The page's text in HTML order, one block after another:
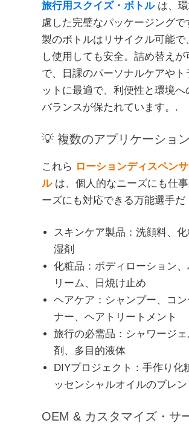
旅行用スクイズ・ボトル は、
慮した完璧なパッケージングで
製のボトルはリサイクル可能で
し使用しても安全。詰め替えが
で、日課のパーソナルケアやト
ットに最適で、利便性と環境へ
バランスが保たれています。.
💡 複数のアプリケーション
これら ローションディスペン
ルは、個人的なニーズにも仕
ーズにも対応できる万能選手だ
スキンケア製品：洗顔料、
湿剤
化粧品：ボディローション、
リーム、日焼け止め
ヘアケア：シャンプー、コン
ナー、ヘアトリートメント
旅行の必需品：シャワージ
剤、多目的液体
DIYプロジェクト：手作り化
ッセンシャルオイルのブレン
OEM & カスタマイズ・サ